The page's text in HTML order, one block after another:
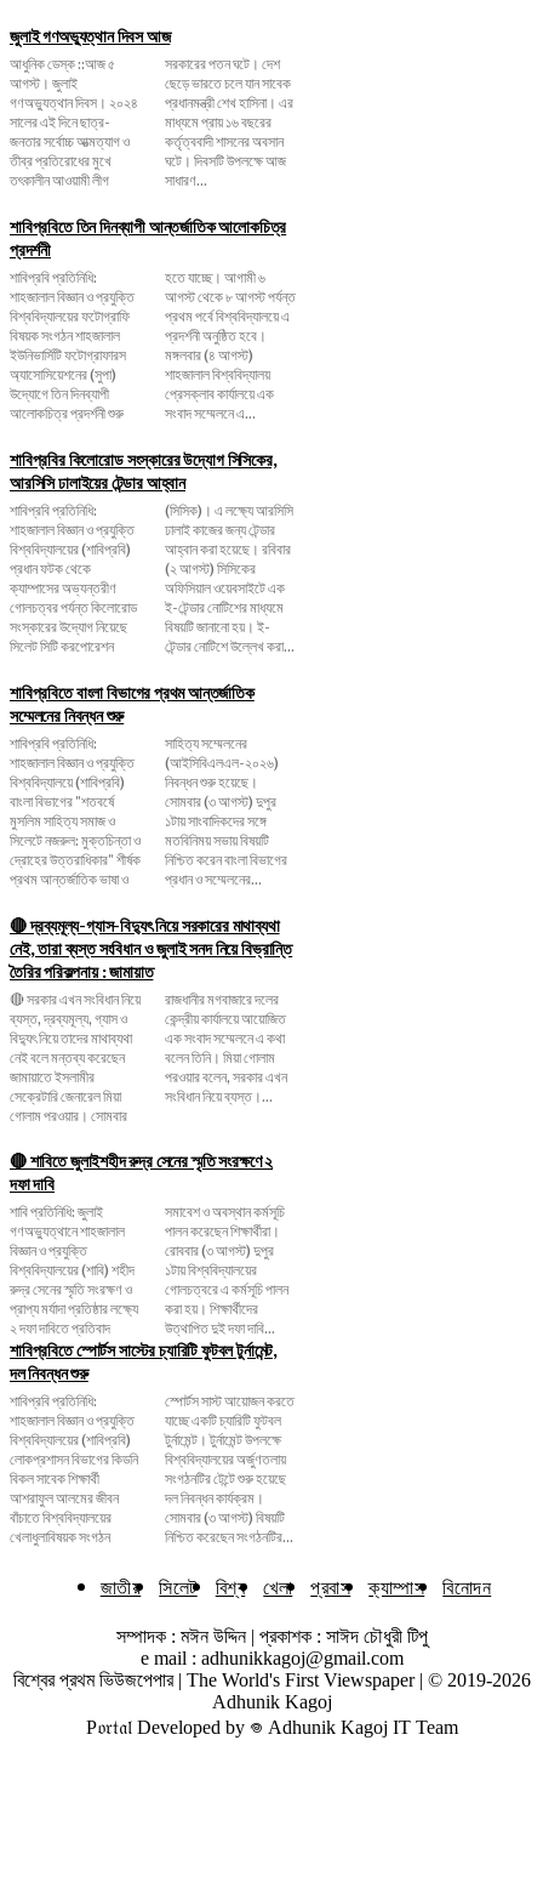
জুলাই গণঅভ্যুত্থান দিবস আজ
আধুনিক ডেস্ক ::আজ ৫
আগস্ট। জুলাই
গণঅভ্যুত্থান দিবস। ২০২৪
সালের এই দিনে ছাত্র-
জনতার সর্বোচ্চ আত্মত্যাগ ও
তীব্র প্রতিরোধের মুখে
তৎকালীন আওয়ামী লীগ
সরকারের পতন ঘটে। দেশ
ছেড়ে ভারতে চলে যান সাবেক
প্রধানমন্ত্রী শেখ হাসিনা। এর
মাধ্যমে প্রায় ১৬ বছরের
কর্তৃত্ববাদী শাসনের অবসান
ঘটে। দিবসটি উপলক্ষে আজ
সাধারণ...
শাবিপ্রবিতে তিন দিনব্যাপী আন্তর্জাতিক আলোকচিত্র
প্রদর্শনী
শাবিপ্রবি প্রতিনিধি:
শাহজালাল বিজ্ঞান ও প্রযুক্তি
বিশ্ববিদ্যালয়ের ফটোগ্রাফি
বিষয়ক সংগঠন শাহজালাল
ইউনিভার্সিটি ফটোগ্রাফারস
অ্যাসোসিয়েশনের (সুপা)
উদ্যোগে তিন দিনব্যাপী
আলোকচিত্র প্রদর্শনী শুরু
হতে যাচ্ছে। আগামী ৬
আগস্ট থেকে ৮ আগস্ট পর্যন্ত
প্রথম পর্বে বিশ্ববিদ্যালয়ে এ
প্রদর্শনী অনুষ্ঠিত হবে।
মঙ্গলবার (৪ আগস্ট)
শাহজালাল বিশ্ববিদ্যালয়
প্রেসক্লাব কার্যালয়ে এক
সংবাদ সম্মেলনে এ...
শাবিপ্রবির কিলোরোড সংস্কারের উদ্যোগ সিসিকের,
আরসিসি ঢালাইয়ের টেন্ডার আহ্বান
শাবিপ্রবি প্রতিনিধি:
শাহজালাল বিজ্ঞান ও প্রযুক্তি
বিশ্ববিদ্যালয়ের (শাবিপ্রবি)
প্রধান ফটক থেকে
ক্যাম্পাসের অভ্যন্তরীণ
গোলচত্বর পর্যন্ত কিলোরোড
সংস্কারের উদ্যোগ নিয়েছে
সিলেট সিটি করপোরেশন
(সিসিক)। এ লক্ষ্যে আরসিসি
ঢালাই কাজের জন্য টেন্ডার
আহ্বান করা হয়েছে। রবিবার
(২ আগস্ট) সিসিকের
অফিসিয়াল ওয়েবসাইটে এক
ই-টেন্ডার নোটিশের মাধ্যমে
বিষয়টি জানানো হয়। ই-
টেন্ডার নোটিশে উল্লেখ করা...
শাবিপ্রবিতে বাংলা বিভাগের প্রথম আন্তর্জাতিক
সম্মেলনের নিবন্ধন শুরু
শাবিপ্রবি প্রতিনিধি:
শাহজালাল বিজ্ঞান ও প্রযুক্তি
বিশ্ববিদ্যালয়ে (শাবিপ্রবি)
বাংলা বিভাগের "শতবর্ষে
মুসলিম সাহিত্য সমাজ ও
সিলেটে নজরুল: মুক্তচিন্তা ও
দ্রোহের উত্তরাধিকার" শীর্ষক
প্রথম আন্তর্জাতিক ভাষা ও
সাহিত্য সম্মেলনের
(আইসিবিএলএল-২০২৬)
নিবন্ধন শুরু হয়েছে।
সোমবার (৩ আগস্ট) দুপুর
১টায় সাংবাদিকদের সঙ্গে
মতবিনিময় সভায় বিষয়টি
নিশ্চিত করেন বাংলা বিভাগের
প্রধান ও সম্মেলনের...
🔴 দ্রব্যমূল্য-গ্যাস-বিদ্যুৎ নিয়ে সরকারের মাথাব্যথা
নেই, তারা ব্যস্ত সংবিধান ও জুলাই সনদ নিয়ে বিভ্রান্তি
তৈরির পরিকল্পনায় : জামায়াত
🔴 সরকার এখন সংবিধান নিয়ে
ব্যস্ত, দ্রব্যমূল্য, গ্যাস ও
বিদ্যুৎ নিয়ে তাদের মাথাব্যথা
নেই বলে মন্তব্য করেছেন
জামায়াতে ইসলামীর
সেক্রেটারি জেনারেল মিয়া
গোলাম পরওয়ার। সোমবার
রাজধানীর মগবাজারে দলের
কেন্দ্রীয় কার্যালয়ে আয়োজিত
এক সংবাদ সম্মেলনে এ কথা
বলেন তিনি। মিয়া গোলাম
পরওয়ার বলেন, সরকার এখন
সংবিধান নিয়ে ব্যস্ত।...
🔴 শাবিতে জুলাইশহীদ রুদ্র সেনের স্মৃতি সংরক্ষণে ২
দফা দাবি
শাবি প্রতিনিধি: জুলাই
গণঅভ্যুত্থানে শাহজালাল
বিজ্ঞান ও প্রযুক্তি
বিশ্ববিদ্যালয়ের (শাবি) শহীদ
রুদ্র সেনের স্মৃতি সংরক্ষণ ও
প্রাপ্য মর্যাদা প্রতিষ্ঠার লক্ষ্যে
২ দফা দাবিতে প্রতিবাদ
সমাবেশ ও অবস্থান কর্মসূচি
পালন করেছেন শিক্ষার্থীরা।
রোববার (৩ আগস্ট) দুপুর
১টায় বিশ্ববিদ্যালয়ের
গোলচত্বরে এ কর্মসূচি পালন
করা হয়। শিক্ষার্থীদের
উত্থাপিত দুই দফা দাবি...
শাবিপ্রবিতে স্পোর্টস সাস্টের চ্যারিটি ফুটবল টুর্নামেন্ট,
দল নিবন্ধন শুরু
শাবিপ্রবি প্রতিনিধি:
শাহজালাল বিজ্ঞান ও প্রযুক্তি
বিশ্ববিদ্যালয়ের (শাবিপ্রবি)
লোকপ্রশাসন বিভাগের কিডনি
বিকল সাবেক শিক্ষার্থী
আশরাফুল আলমের জীবন
বাঁচাতে বিশ্ববিদ্যালয়ের
খেলাধুলাবিষয়ক সংগঠন
স্পোর্টস সাস্ট আয়োজন করতে
যাচ্ছে একটি চ্যারিটি ফুটবল
টুর্নামেন্ট। টুর্নামেন্ট উপলক্ষে
বিশ্ববিদ্যালয়ের অর্জুণতলায়
সংগঠনটির টেন্টে শুরু হয়েছে
দল নিবন্ধন কার্যক্রম।
সোমবার (৩ আগস্ট) বিষয়টি
নিশ্চিত করেছেন সংগঠনটির...
জাতীয় সিলেট বিশ্ব খেলা প্রবাস ক্যাম্পাস বিনোদন
সম্পাদক : মঈন উদ্দিন | প্রকাশক : সাঈদ চৌধুরী টিপু
e mail : adhunikkagoj@gmail.com
বিশ্বের প্রথম ভিউজপেপার | The World's First Viewspaper | © 2019-2026
Adhunik Kagoj
P𝔬𝔯𝔱𝔞𝔩 Developed by 𖦹 Adhunik Kagoj IT Team